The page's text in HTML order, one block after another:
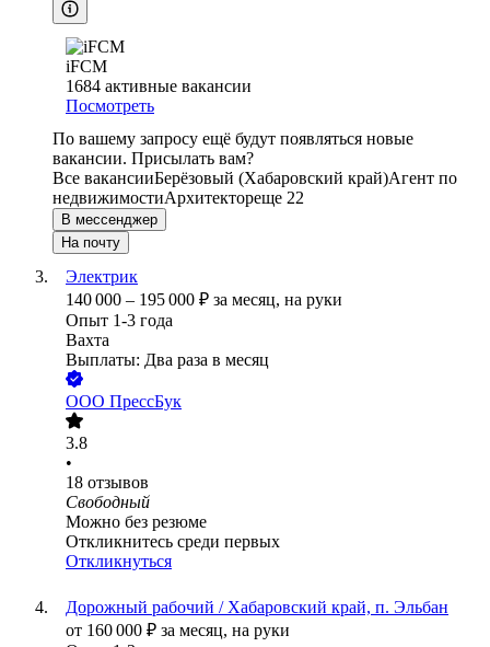
iFCM
1684 активные вакансии
Посмотреть
По вашему запросу ещё будут появляться новые
вакансии. Присылать вам?
Все вакансииБерёзовый (Хабаровский край)Агент по
недвижимостиАрхитектореще 22
В мессенджер
На почту
Электрик
140 000 – 195 000 ₽ за месяц, на руки
Опыт 1-3 года
Вахта
Выплаты: Два раза в месяц
ООО ПрессБук
3.8
•
18 отзывов
Свободный
Можно без резюме
Откликнитесь среди первых
Откликнуться
Дорожный рабочий / Хабаровский край, п. Эльбан
от 160 000 ₽ за месяц, на руки